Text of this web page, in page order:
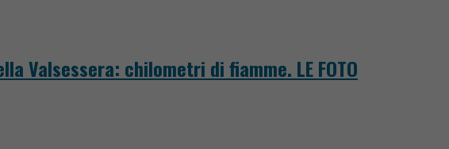
Valsessera: chilometri di fiamme. LE FOTO